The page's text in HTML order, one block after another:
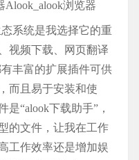
系统是我选择它的重
视频下载、网页翻译
丰富的扩展插件可供
而且易于安装和使
“alook下载助手”，
的文件，让我在工作
工作效率还是增加娱